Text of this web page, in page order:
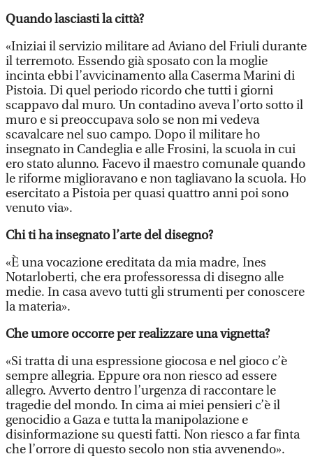
Quando lasciasti la città?
«Iniziai il servizio militare ad Aviano del Friuli durante
il terremoto. Essendo già sposato con la moglie
incinta ebbi l’avvicinamento alla Caserma Marini di
Pistoia. Di quel periodo ricordo che tutti i giorni
scappavo dal muro. Un contadino aveva l’orto sotto il
muro e si preoccupava solo se non mi vedeva
scavalcare nel suo campo. Dopo il militare ho
insegnato in Candeglia e alle Frosini, la scuola in cui
ero stato alunno. Facevo il maestro comunale quando
le riforme miglioravano e non tagliavano la scuola. Ho
esercitato a Pistoia per quasi quattro anni poi sono
venuto via».
Chi ti ha insegnato l’arte del disegno?
«È una vocazione ereditata da mia madre, Ines
Notarloberti, che era professoressa di disegno alle
medie. In casa avevo tutti gli strumenti per conoscere
la materia».
Che umore occorre per realizzare una vignetta?
«Si tratta di una espressione giocosa e nel gioco c’è
sempre allegria. Eppure ora non riesco ad essere
allegro. Avverto dentro l’urgenza di raccontare le
tragedie del mondo. In cima ai miei pensieri c’è il
genocidio a Gaza e tutta la manipolazione e
disinformazione su questi fatti. Non riesco a far finta
che l’orrore di questo secolo non stia avvenendo».